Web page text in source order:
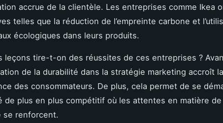
accrue de la clientèle. Les entreprises comme Ikea
telles que la réduction de l’empreinte carbone et
écologiques dans leurs produits.
leçons tire-t-on des réussites de ces entreprises ?
de la durabilité dans la stratégie marketing accroît
des consommateurs. De plus, cela permet de se
de plus en plus compétitif où les attentes en matière
se renforcent.